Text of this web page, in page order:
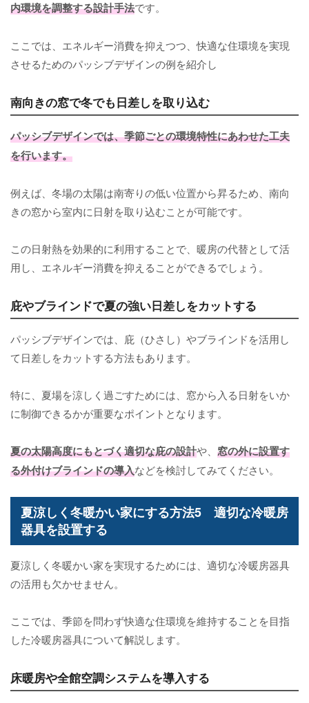
内環境を調整する設計手法です。
ここでは、エネルギー消費を抑えつつ、快適な住環境を実現
させるためのパッシブデザインの例を紹介し
南向きの窓で冬でも日差しを取り込む
パッシブデザインでは、季節ごとの環境特性にあわせた工夫
を行います。
例えば、冬場の太陽は南寄りの低い位置から昇るため、南向
きの窓から室内に日射を取り込むことが可能です。
この日射熱を効果的に利用することで、暖房の代替として活
用し、エネルギー消費を抑えることができるでしょう。
庇やブラインドで夏の強い日差しをカットする
パッシブデザインでは、庇（ひさし）やブラインドを活用し
て日差しをカットする方法もあります。
特に、夏場を涼しく過ごすためには、窓から入る日射をいか
に制御できるかが重要なポイントとなります。
夏の太陽高度にもとづく適切な庇の設計や、 窓の外に設置す
る外付けブラインドの導入などを検討してみてください。
夏涼しく冬暖かい家にする方法5 適切な冷暖房
器具を設置する
夏涼しく冬暖かい家を実現するためには、適切な冷暖房器具
の活用も欠かせません。
ここでは、季節を問わず快適な住環境を維持することを目指
した冷暖房器具について解説します。
床暖房や全館空調システムを導入する